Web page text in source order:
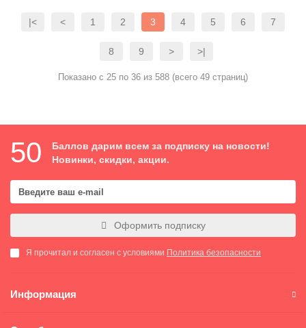
|< < 1 2 3 4 5 6 7
8 9 > >|
Показано с 25 по 36 из 588 (всего 49 страниц)
50
Баллов дарим всем за подписку на новости!
Новинки, скидки, акции.
Оформить подписку
Я прочитал и согласен с условиями Политика безопасности
Информация